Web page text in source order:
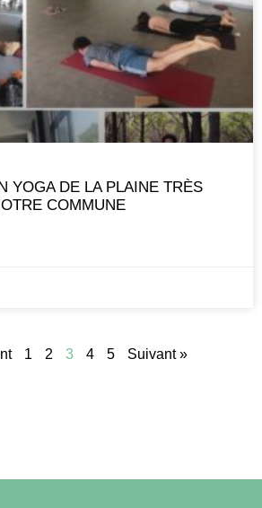
YOGA DE LA PLAINE TRÈS
COMMUNE
1 2 3 4 5 Suivant »